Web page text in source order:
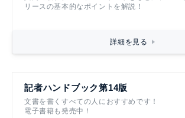
リースの基本的なポイントを解説！
詳細を見る
記者ハンドブック第14版
文書を書くすべての人におすすめです！
電子書籍も発売中！